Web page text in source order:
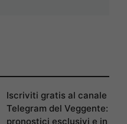
Iscriviti gratis al canale
Telegram del Veggente:
pronostici esclusivi e in